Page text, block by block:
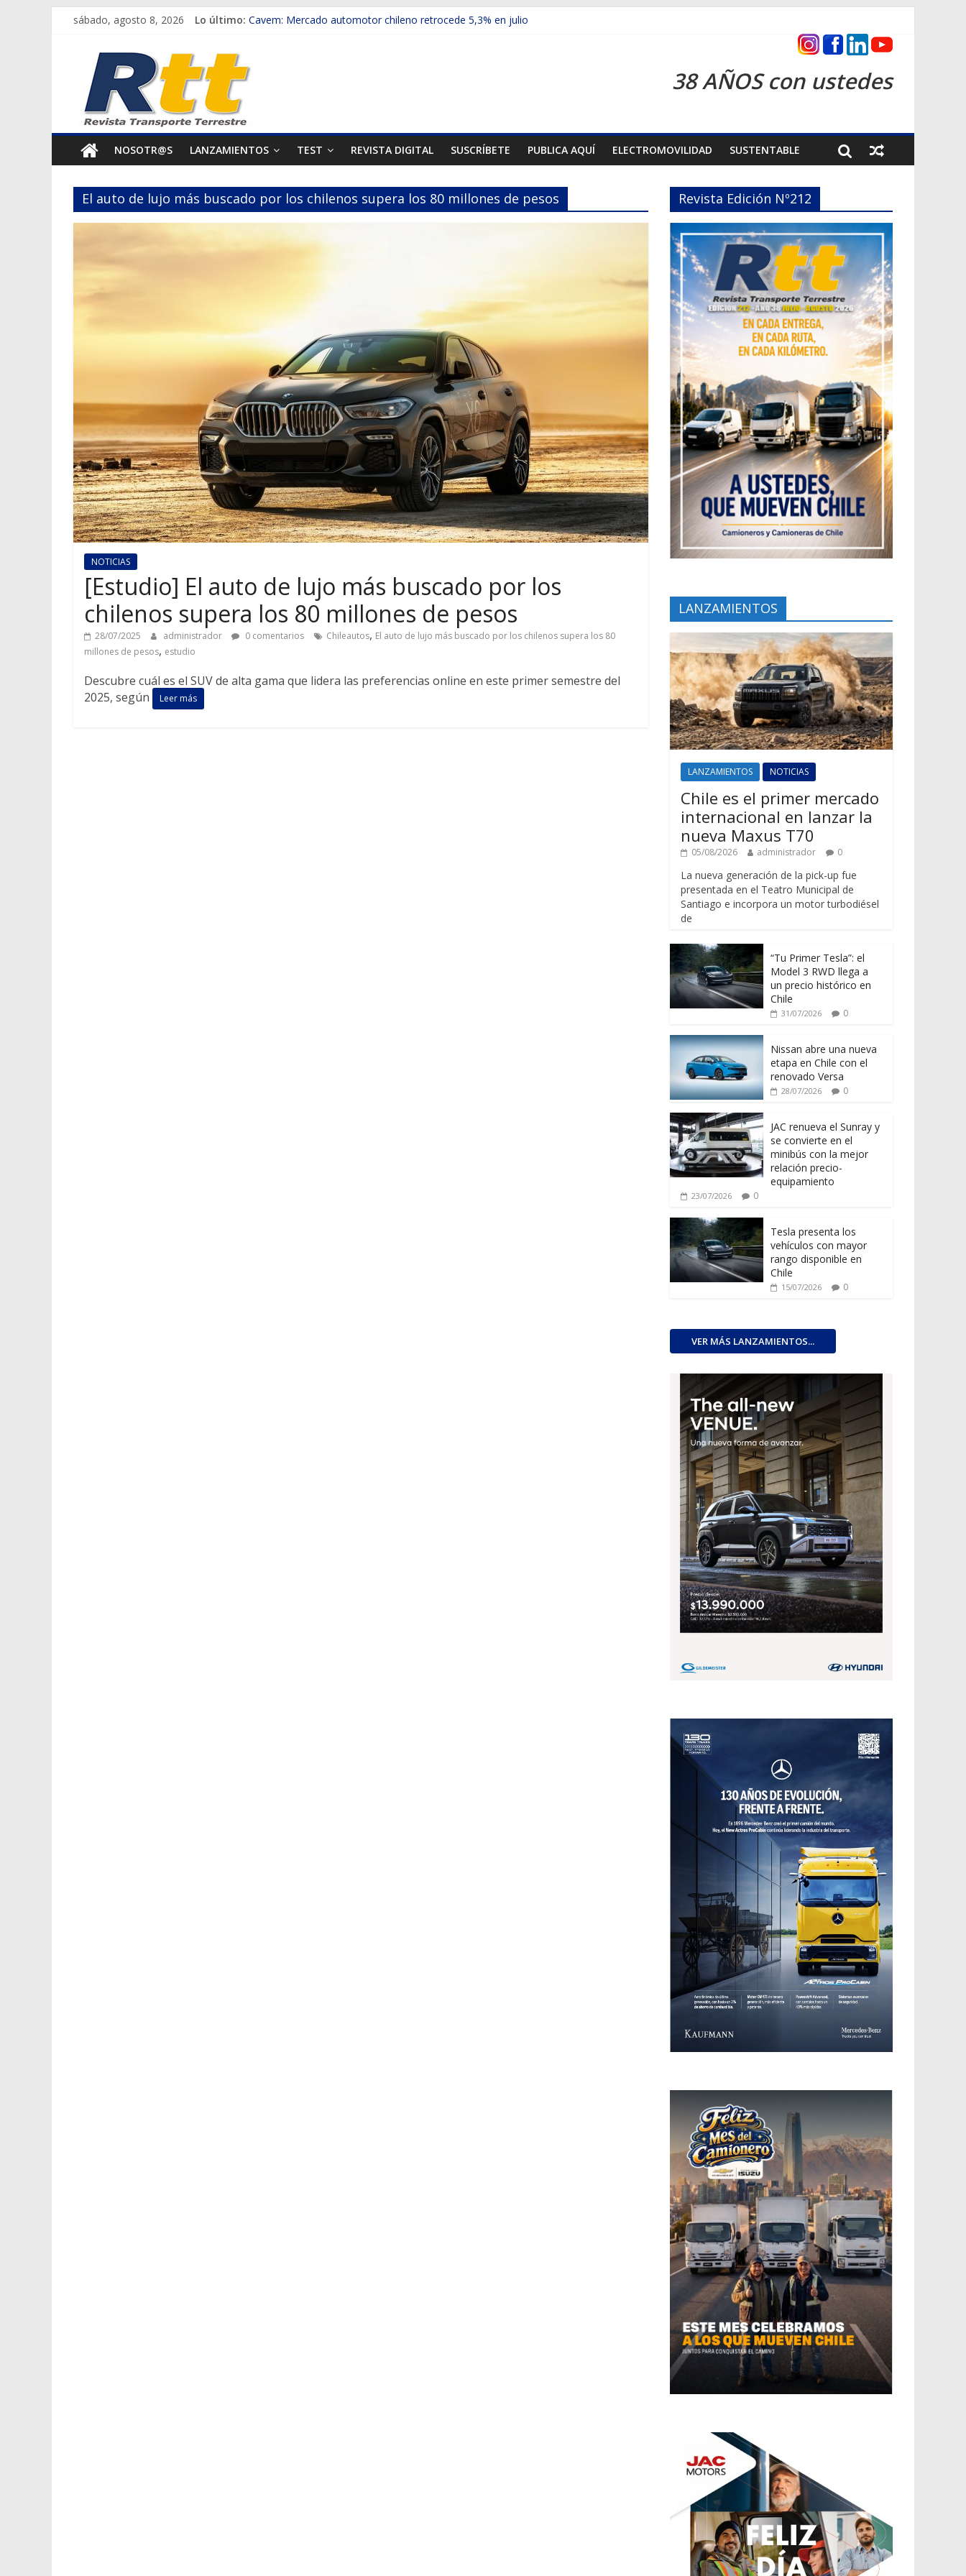
Saltarsábado, agosto 8, 2026 Lo último: Cavem: Mercado automotor chileno retrocede 5,3% en julio
SINOTRUK Pick-ups presentó la recién estrenada Bolden en la Expo Compras Públicas 2026
Chile es el primer mercado internacional en lanzar la nueva Maxus T70
Rtt
Revista
Transporte
Terrestre
Autos,
camiones,
del
38 AÑOS con ustedes
NOSOTR@S LANZAMIENTOS TEST REVISTA DIGITAL SUSCRÍBETE PUBLICA AQUÍ ELECTROMOVILIDAD SUSTENTABLE
El auto de lujo más buscado por los chilenos supera los 80 millones de pesos
NOTICIAS
[Estudio] El auto de lujo más buscado por los
chilenos supera los 80 millones de pesos
28/07/2025 administrador 0 comentarios Chileautos, El auto de lujo más buscado por los chilenos supera los 80
millones de pesos, estudio
Descubre cuál es el SUV de alta gama que lidera las preferencias online en este primer semestre del
2025, según
Leer más
Revista Edición Nº212
LANZAMIENTOS
LANZAMIENTOS NOTICIAS
Chile es el primer mercado
internacional en lanzar la
nueva Maxus T70
05/08/2026 administrador 0
La nueva generación de la pick-up fue
presentada en el Teatro Municipal de
Santiago e incorpora un motor turbodiésel
de
“Tu Primer Tesla”: el
Model 3 RWD llega a
un precio histórico en
Chile
31/07/2026 0
Nissan abre una nueva
etapa en Chile con el
renovado Versa
28/07/2026 0
JAC renueva el Sunray y
se convierte en el
minibús con la mejor
relación precio-
equipamiento
23/07/2026 0
Tesla presenta los
vehículos con mayor
rango disponible en
Chile
15/07/2026 0
VER MÁS LANZAMIENTOS...